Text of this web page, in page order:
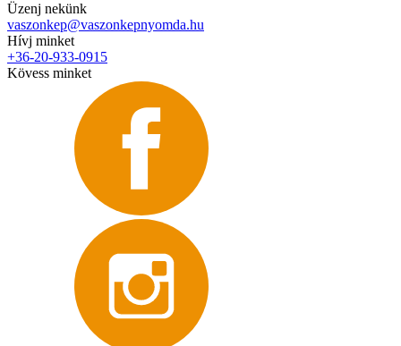
Üzenj nekünk
vaszonkep@vaszonkepnyomda.hu
Hívj minket
+36-20-933-0915
Kövess minket